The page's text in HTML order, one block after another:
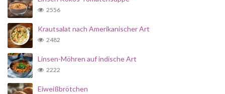
2556
Krautsalat nach Amerikanischer Art
2482
Linsen-Möhren auf indische Art
2222
Eiweißbrötchen